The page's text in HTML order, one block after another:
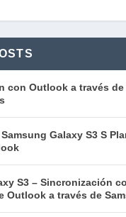
con Outlook a través de
Galaxy S3 S
S3 – Sincronización
Outlook a través de